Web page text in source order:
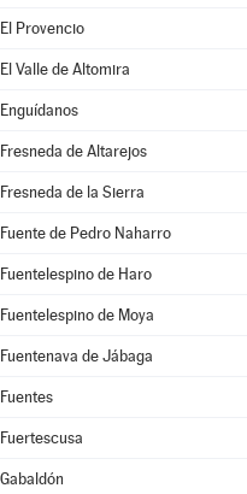
El Provencio
El Valle de Altomira
Enguídanos
Fresneda de Altarejos
Fresneda de la Sierra
Fuente de Pedro Naharro
Fuentelespino de Haro
Fuentelespino de Moya
Fuentenava de Jábaga
Fuentes
Fuertescusa
Gabaldón